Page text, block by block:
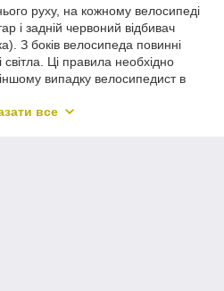
руху, на кожному велосипеді
і задній червоний відбивач
З боків велосипеда повинні
світла. Ці правила необхідно
випадку велосипедист в
що вони позначають велосипед
не менш важливу функцію —
при їзді та стоянці. Комфорт
темний час доби багато в чому
якісна та правильно підібрані
все